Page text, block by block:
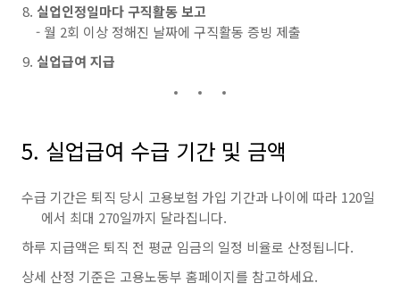
실업인정일마다 구직활동 보고
- 월 2회 이상 정해진 날짜에 구직활동 증빙 제출
실업급여 지급
5. 실업급여 수급 기간 및 금액
수급 기간은 퇴직 당시 고용보험 가입 기간과 나이에 따라 120일
에서 최대 270일까지 달라집니다.
하루 지급액은 퇴직 전 평균 임금의 일정 비율로 산정됩니다.
상세 산정 기준은 고용노동부 홈페이지를 참고하세요.